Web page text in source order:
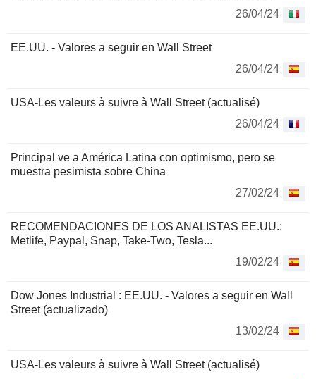
26/04/24
EE.UU. - Valores a seguir en Wall Street
26/04/24
USA-Les valeurs à suivre à Wall Street (actualisé)
26/04/24
Principal ve a América Latina con optimismo, pero se
muestra pesimista sobre China
27/02/24
RECOMENDACIONES DE LOS ANALISTAS EE.UU.:
Metlife, Paypal, Snap, Take-Two, Tesla...
19/02/24
Dow Jones Industrial : EE.UU. - Valores a seguir en Wall
Street (actualizado)
13/02/24
USA-Les valeurs à suivre à Wall Street (actualisé)